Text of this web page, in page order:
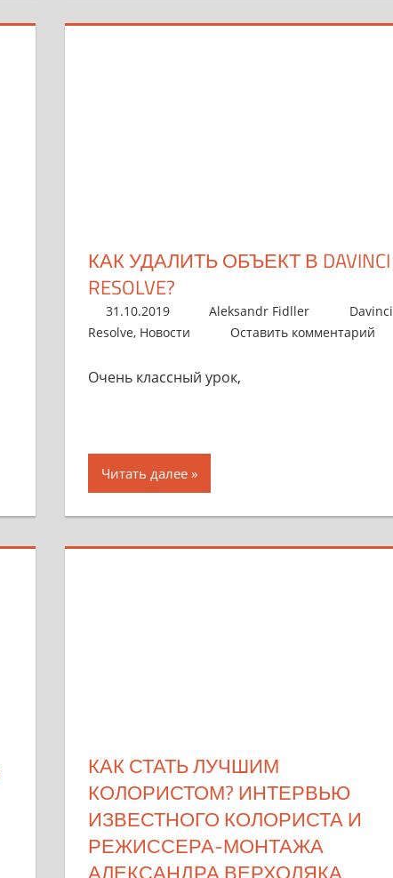
КАК УДАЛИТЬ ОБЪЕКТ В DAVINCI
RESOLVE?
31.10.2019 Aleksandr Fidller
Davinci
Resolve, Новости Оставить комментарий
Очень классный урок,
Читать далее
КАК СТАТЬ ЛУЧШИМ
КОЛОРИСТОМ? ИНТЕРВЬЮ
ИЗВЕСТНОГО КОЛОРИСТА И
РЕЖИССЕРА-МОНТАЖА